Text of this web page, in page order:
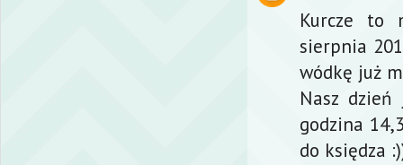
Kurcze to
sierpnia
wódkę już
Nasz dzień
godzina
do księdza